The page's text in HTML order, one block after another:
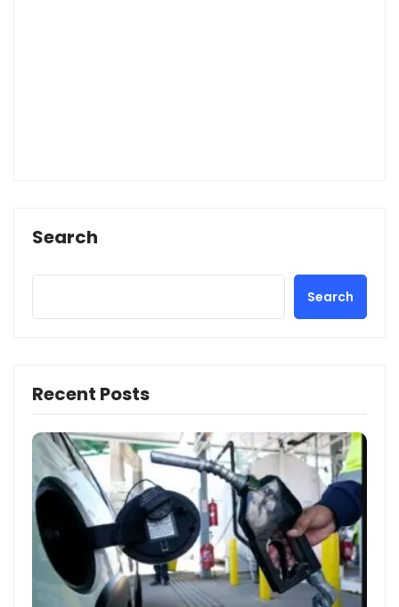
Search
Search
Recent Posts